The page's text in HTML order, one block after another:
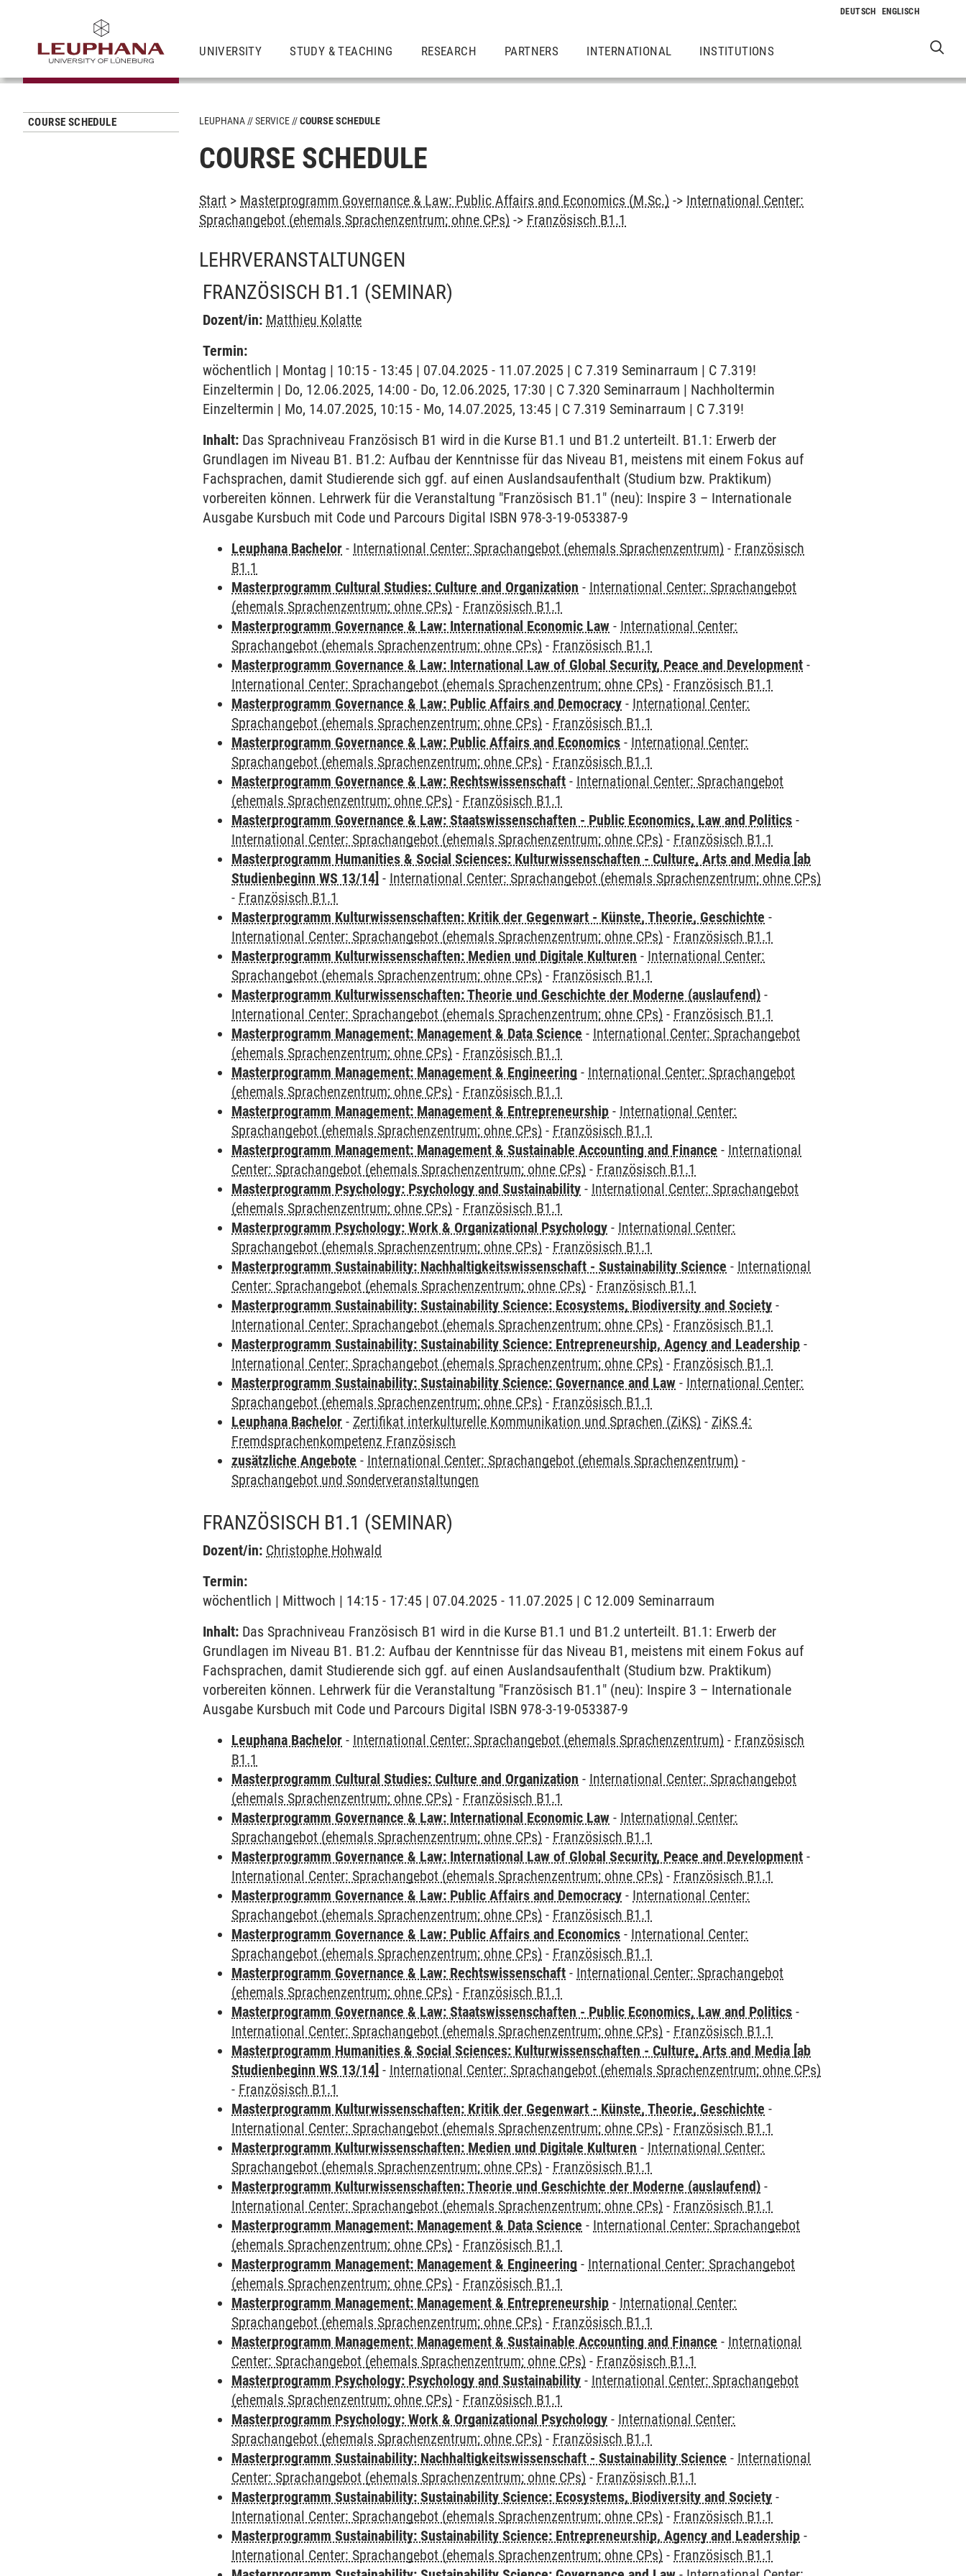
UNIVERSITY STUDY & TEACHING RESEARCH PARTNERS INTERNATIONAL INSTITUTIONS
COURSE SCHEDULE LEUPHANA SERVICE COURSE SCHEDULE
COURSE SCHEDULE
Start > Masterprogramm Governance & Law: Public Affairs and Economics (M.Sc.) -> International Center:
Sprachangebot (ehemals Sprachenzentrum; ohne CPs) -> Französisch B1.1
LEHRVERANSTALTUNGEN
FRANZÖSISCH B1.1 (SEMINAR)
Dozent/in: Matthieu Kolatte
Termin:
wöchentlich | Montag | 10:15 - 13:45 | 07.04.2025 - 11.07.2025 | C 7.319 Seminarraum | C 7.319!
Einzeltermin | Do, 12.06.2025, 14:00 - Do, 12.06.2025, 17:30 | C 7.320 Seminarraum | Nachholtermin
Einzeltermin | Mo, 14.07.2025, 10:15 - Mo, 14.07.2025, 13:45 | C 7.319 Seminarraum | C 7.319!
Inhalt: Das Sprachniveau Französisch B1 wird in die Kurse B1.1 und B1.2 unterteilt. B1.1: Erwerb der
Grundlagen im Niveau B1. B1.2: Aufbau der Kenntnisse für das Niveau B1, meistens mit einem Fokus auf
Fachsprachen, damit Studierende sich ggf. auf einen Auslandsaufenthalt (Studium bzw. Praktikum)
vorbereiten können. Lehrwerk für die Veranstaltung "Französisch B1.1" (neu): Inspire 3 – Internationale
Ausgabe Kursbuch mit Code und Parcours Digital ISBN 978-3-19-053387-9
Leuphana Bachelor - International Center: Sprachangebot (ehemals Sprachenzentrum) - Französisch
B1.1
Masterprogramm Cultural Studies: Culture and Organization - International Center: Sprachangebot
(ehemals Sprachenzentrum; ohne CPs) - Französisch B1.1
Masterprogramm Governance & Law: International Economic Law - International Center:
Sprachangebot (ehemals Sprachenzentrum; ohne CPs) - Französisch B1.1
Masterprogramm Governance & Law: International Law of Global Security, Peace and Development -
International Center: Sprachangebot (ehemals Sprachenzentrum; ohne CPs) - Französisch B1.1
Masterprogramm Governance & Law: Public Affairs and Democracy - International Center:
Sprachangebot (ehemals Sprachenzentrum; ohne CPs) - Französisch B1.1
Masterprogramm Governance & Law: Public Affairs and Economics - International Center:
Sprachangebot (ehemals Sprachenzentrum; ohne CPs) - Französisch B1.1
Masterprogramm Governance & Law: Rechtswissenschaft - International Center: Sprachangebot
(ehemals Sprachenzentrum; ohne CPs) - Französisch B1.1
Masterprogramm Governance & Law: Staatswissenschaften - Public Economics, Law and Politics -
International Center: Sprachangebot (ehemals Sprachenzentrum; ohne CPs) - Französisch B1.1
Masterprogramm Humanities & Social Sciences: Kulturwissenschaften - Culture, Arts and Media [ab
Studienbeginn WS 13/14] - International Center: Sprachangebot (ehemals Sprachenzentrum; ohne CPs)
- Französisch B1.1
Masterprogramm Kulturwissenschaften: Kritik der Gegenwart - Künste, Theorie, Geschichte -
International Center: Sprachangebot (ehemals Sprachenzentrum; ohne CPs) - Französisch B1.1
Masterprogramm Kulturwissenschaften: Medien und Digitale Kulturen - International Center:
Sprachangebot (ehemals Sprachenzentrum; ohne CPs) - Französisch B1.1
Masterprogramm Kulturwissenschaften: Theorie und Geschichte der Moderne (auslaufend) -
International Center: Sprachangebot (ehemals Sprachenzentrum; ohne CPs) - Französisch B1.1
Masterprogramm Management: Management & Data Science - International Center: Sprachangebot
(ehemals Sprachenzentrum; ohne CPs) - Französisch B1.1
Masterprogramm Management: Management & Engineering - International Center: Sprachangebot
(ehemals Sprachenzentrum; ohne CPs) - Französisch B1.1
Masterprogramm Management: Management & Entrepreneurship - International Center:
Sprachangebot (ehemals Sprachenzentrum; ohne CPs) - Französisch B1.1
Masterprogramm Management: Management & Sustainable Accounting and Finance - International
Center: Sprachangebot (ehemals Sprachenzentrum; ohne CPs) - Französisch B1.1
Masterprogramm Psychology: Psychology and Sustainability - International Center: Sprachangebot
(ehemals Sprachenzentrum; ohne CPs) - Französisch B1.1
Masterprogramm Psychology: Work & Organizational Psychology - International Center:
Sprachangebot (ehemals Sprachenzentrum; ohne CPs) - Französisch B1.1
Masterprogramm Sustainability: Nachhaltigkeitswissenschaft - Sustainability Science - International
Center: Sprachangebot (ehemals Sprachenzentrum; ohne CPs) - Französisch B1.1
Masterprogramm Sustainability: Sustainability Science: Ecosystems, Biodiversity and Society -
International Center: Sprachangebot (ehemals Sprachenzentrum; ohne CPs) - Französisch B1.1
Masterprogramm Sustainability: Sustainability Science: Entrepreneurship, Agency and Leadership -
International Center: Sprachangebot (ehemals Sprachenzentrum; ohne CPs) - Französisch B1.1
Masterprogramm Sustainability: Sustainability Science: Governance and Law - International Center:
Sprachangebot (ehemals Sprachenzentrum; ohne CPs) - Französisch B1.1
Leuphana Bachelor - Zertifikat interkulturelle Kommunikation und Sprachen (ZiKS) - ZiKS 4:
Fremdsprachenkompetenz Französisch
zusätzliche Angebote - International Center: Sprachangebot (ehemals Sprachenzentrum) -
Sprachangebot und Sonderveranstaltungen
FRANZÖSISCH B1.1 (SEMINAR)
Dozent/in: Christophe Hohwald
Termin:
wöchentlich | Mittwoch | 14:15 - 17:45 | 07.04.2025 - 11.07.2025 | C 12.009 Seminarraum
Inhalt: Das Sprachniveau Französisch B1 wird in die Kurse B1.1 und B1.2 unterteilt. B1.1: Erwerb der
Grundlagen im Niveau B1. B1.2: Aufbau der Kenntnisse für das Niveau B1, meistens mit einem Fokus auf
Fachsprachen, damit Studierende sich ggf. auf einen Auslandsaufenthalt (Studium bzw. Praktikum)
vorbereiten können. Lehrwerk für die Veranstaltung "Französisch B1.1" (neu): Inspire 3 – Internationale
Ausgabe Kursbuch mit Code und Parcours Digital ISBN 978-3-19-053387-9
Leuphana Bachelor - International Center: Sprachangebot (ehemals Sprachenzentrum) - Französisch
B1.1
Masterprogramm Cultural Studies: Culture and Organization - International Center: Sprachangebot
(ehemals Sprachenzentrum; ohne CPs) - Französisch B1.1
Masterprogramm Governance & Law: International Economic Law - International Center:
Sprachangebot (ehemals Sprachenzentrum; ohne CPs) - Französisch B1.1
Masterprogramm Governance & Law: International Law of Global Security, Peace and Development -
International Center: Sprachangebot (ehemals Sprachenzentrum; ohne CPs) - Französisch B1.1
Masterprogramm Governance & Law: Public Affairs and Democracy - International Center:
Sprachangebot (ehemals Sprachenzentrum; ohne CPs) - Französisch B1.1
Masterprogramm Governance & Law: Public Affairs and Economics - International Center:
Sprachangebot (ehemals Sprachenzentrum; ohne CPs) - Französisch B1.1
Masterprogramm Governance & Law: Rechtswissenschaft - International Center: Sprachangebot
(ehemals Sprachenzentrum; ohne CPs) - Französisch B1.1
Masterprogramm Governance & Law: Staatswissenschaften - Public Economics, Law and Politics -
International Center: Sprachangebot (ehemals Sprachenzentrum; ohne CPs) - Französisch B1.1
Masterprogramm Humanities & Social Sciences: Kulturwissenschaften - Culture, Arts and Media [ab
Studienbeginn WS 13/14] - International Center: Sprachangebot (ehemals Sprachenzentrum; ohne CPs)
- Französisch B1.1
Masterprogramm Kulturwissenschaften: Kritik der Gegenwart - Künste, Theorie, Geschichte -
International Center: Sprachangebot (ehemals Sprachenzentrum; ohne CPs) - Französisch B1.1
Masterprogramm Kulturwissenschaften: Medien und Digitale Kulturen - International Center:
Sprachangebot (ehemals Sprachenzentrum; ohne CPs) - Französisch B1.1
Masterprogramm Kulturwissenschaften: Theorie und Geschichte der Moderne (auslaufend) -
International Center: Sprachangebot (ehemals Sprachenzentrum; ohne CPs) - Französisch B1.1
Masterprogramm Management: Management & Data Science - International Center: Sprachangebot
(ehemals Sprachenzentrum; ohne CPs) - Französisch B1.1
Masterprogramm Management: Management & Engineering - International Center: Sprachangebot
(ehemals Sprachenzentrum; ohne CPs) - Französisch B1.1
Masterprogramm Management: Management & Entrepreneurship - International Center:
Sprachangebot (ehemals Sprachenzentrum; ohne CPs) - Französisch B1.1
Masterprogramm Management: Management & Sustainable Accounting and Finance - International
Center: Sprachangebot (ehemals Sprachenzentrum; ohne CPs) - Französisch B1.1
Masterprogramm Psychology: Psychology and Sustainability - International Center: Sprachangebot
(ehemals Sprachenzentrum; ohne CPs) - Französisch B1.1
Masterprogramm Psychology: Work & Organizational Psychology - International Center:
Sprachangebot (ehemals Sprachenzentrum; ohne CPs) - Französisch B1.1
Masterprogramm Sustainability: Nachhaltigkeitswissenschaft - Sustainability Science - International
Center: Sprachangebot (ehemals Sprachenzentrum; ohne CPs) - Französisch B1.1
Masterprogramm Sustainability: Sustainability Science: Ecosystems, Biodiversity and Society -
International Center: Sprachangebot (ehemals Sprachenzentrum; ohne CPs) - Französisch B1.1
Masterprogramm Sustainability: Sustainability Science: Entrepreneurship, Agency and Leadership -
International Center: Sprachangebot (ehemals Sprachenzentrum; ohne CPs) - Französisch B1.1